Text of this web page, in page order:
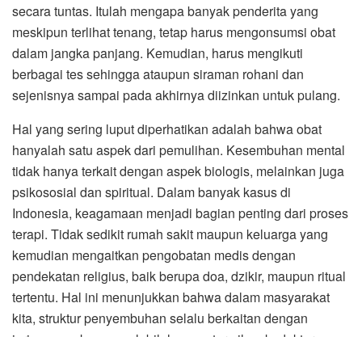
secara tuntas. Itulah mengapa banyak penderita yang
meskipun terlihat tenang, tetap harus mengonsumsi obat
dalam jangka panjang. Kemudian, harus mengikuti
berbagai tes sehingga ataupun siraman rohani dan
sejenisnya sampai pada akhirnya diizinkan untuk pulang.
Hal yang sering luput diperhatikan adalah bahwa obat
hanyalah satu aspek dari pemulihan. Kesembuhan mental
tidak hanya terkait dengan aspek biologis, melainkan juga
psikososial dan spiritual. Dalam banyak kasus di
Indonesia, keagamaan menjadi bagian penting dari proses
terapi. Tidak sedikit rumah sakit maupun keluarga yang
kemudian mengaitkan pengobatan medis dengan
pendekatan religius, baik berupa doa, dzikir, maupun ritual
tertentu. Hal ini menunjukkan bahwa dalam masyarakat
kita, struktur penyembuhan selalu berkaitan dengan